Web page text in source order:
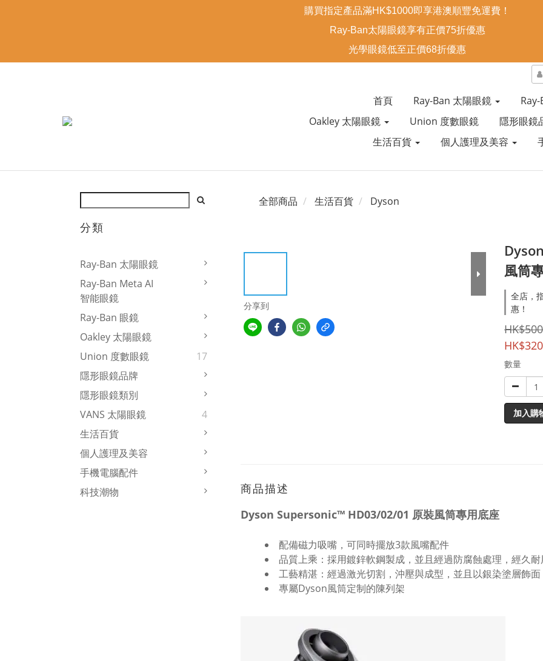
首頁 Ray-Ban 太陽眼鏡
Oakley 太陽眼鏡
Union 度數眼鏡
隱形眼鏡
生活百貨
個人護理及美容
分類
Ray-Ban 太陽眼鏡
Ray-Ban Meta AI
智能眼鏡
Ray-Ban 眼鏡
Oakley 太陽眼鏡
Union 度數眼鏡
17
隱形眼鏡品牌
隱形眼鏡類別
VANS 太陽眼鏡
4
生活百貨
個人護理及美容
手機電腦配件
科技潮物
全部商品 生活百貨 Dyson
分享到
風筒
全店，
惠！
數量
加入購
商品描述
Dyson Supersonic™ HD03/02/01 原裝風筒專用底座
配備磁力吸嘴，可同時擺放3款風嘴配件
品質上乘：採用鍍鋅軟鋼製成，並且經過防腐蝕處理，經久耐
工藝精湛：經過激光切割，沖壓與成型，並且以銀染塗層飾面
專屬Dyson風筒定制的陳列架
購買指定產品滿HK$1000即享港澳順豐免運費！
Ray-Ban太陽眼鏡享有正價75折優惠
光學眼鏡低至正價68折優惠